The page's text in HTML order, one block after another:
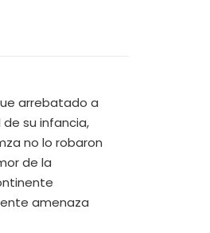
arrebatado a
su infancia,
no lo robaron
de la
amenaza